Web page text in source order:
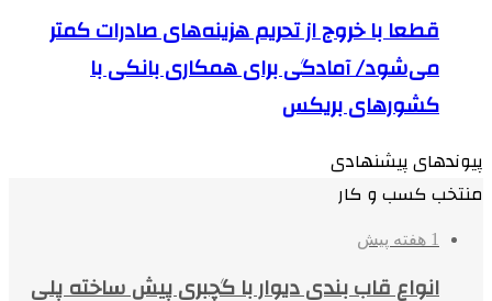
قطعا با خروج از تحریم هزینه‌های صادرات کمتر
می‌شود/ آمادگی برای همکاری بانکی با
کشورهای بریکس
پیوندهای پیشنهادی
منتخب کسب و کار
1 هفته پیش
انواع قاب بندی دیوار با گچبری پیش ساخته پلی